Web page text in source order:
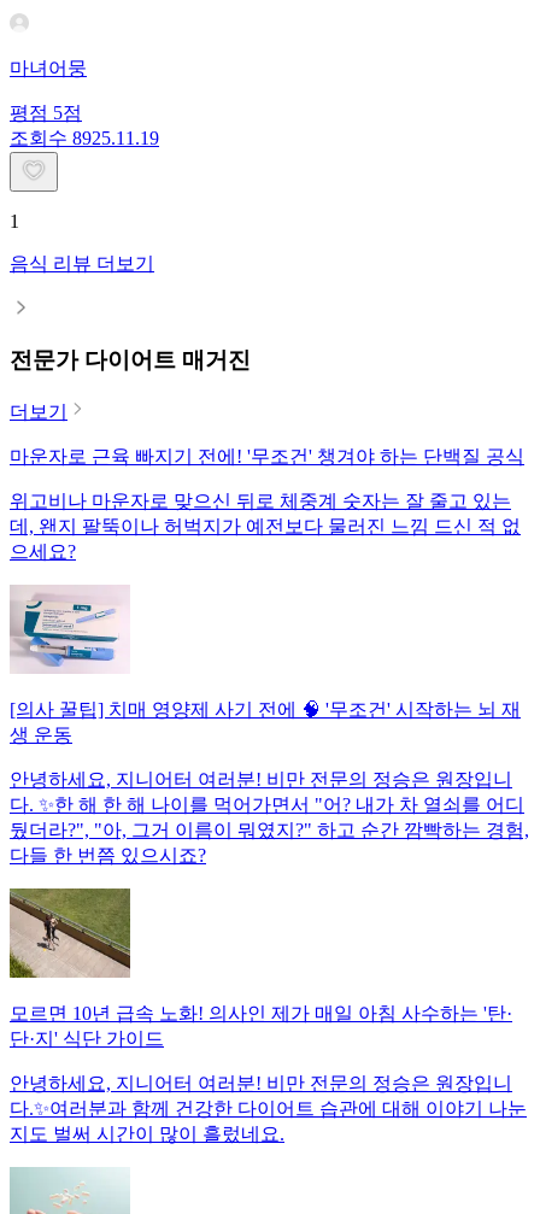
마녀어뭉
평점 5점
조회수 8925.11.19
1
음식 리뷰 더보기
전문가 다이어트 매거진
더보기
마운자로 근육 빠지기 전에! '무조건' 챙겨야 하는 단백질 공식
위고비나 마운자로 맞으신 뒤로 체중계 숫자는 잘 줄고 있는
데, 왠지 팔뚝이나 허벅지가 예전보다 물러진 느낌 드신 적 없
으세요?
[의사 꿀팁] 치매 영양제 사기 전에 🧠 '무조건' 시작하는 뇌 재
생 운동
안녕하세요, 지니어터 여러분! 비만 전문의 정승은 원장입니
다. ✨한 해 한 해 나이를 먹어가면서 "어? 내가 차 열쇠를 어디
뒀더라?", "아, 그거 이름이 뭐였지?" 하고 순간 깜빡하는 경험,
다들 한 번쯤 있으시죠?
모르면 10년 급속 노화! 의사인 제가 매일 아침 사수하는 '탄·
단·지' 식단 가이드
안녕하세요, 지니어터 여러분! 비만 전문의 정승은 원장입니
다.✨여러분과 함께 건강한 다이어트 습관에 대해 이야기 나눈
지도 벌써 시간이 많이 흘렀네요.